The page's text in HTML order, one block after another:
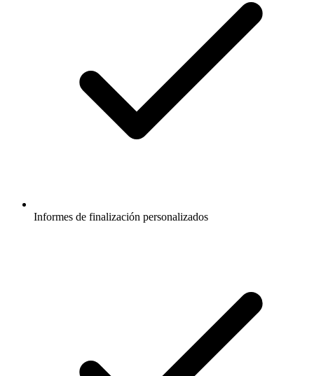
Informes de finalización personalizados